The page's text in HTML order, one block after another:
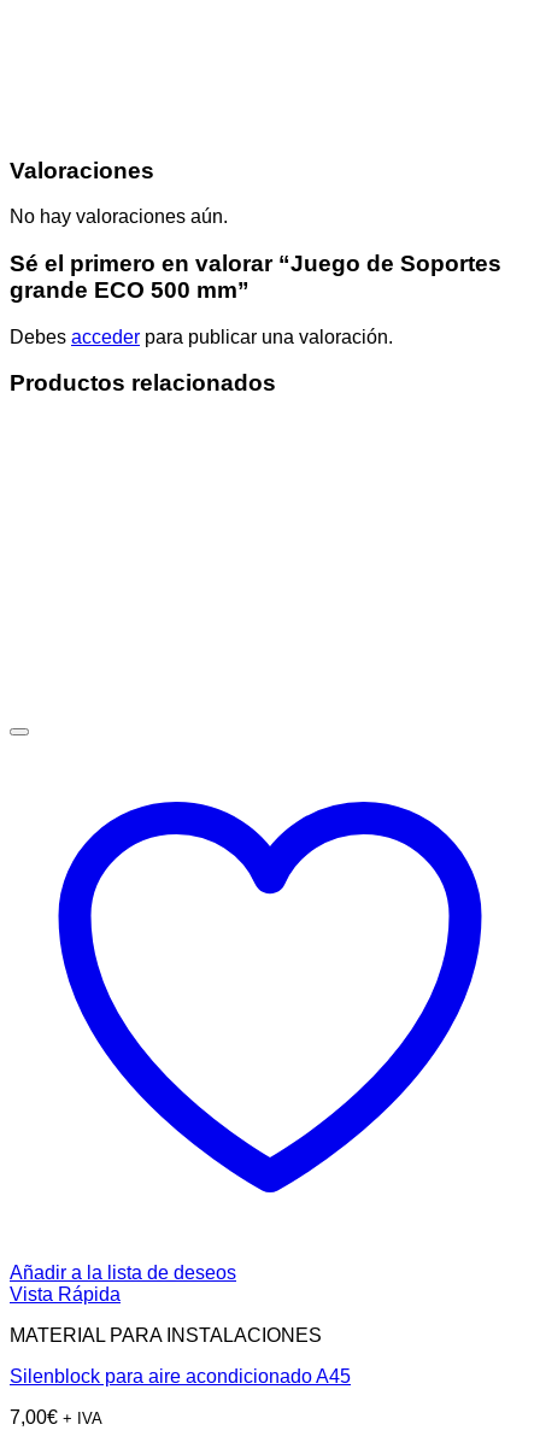
Valoraciones
No hay valoraciones aún.
Sé el primero en valorar “Juego de Soportes
grande ECO 500 mm”
Debes acceder para publicar una valoración.
Productos relacionados
Añadir a la lista de deseos
Vista Rápida
MATERIAL PARA INSTALACIONES
Silenblock para aire acondicionado A45
7,00€ + IVA